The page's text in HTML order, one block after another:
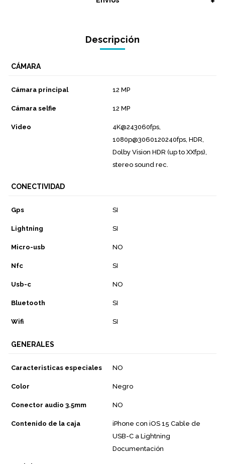
Descripción
CÁMARA
Cámara principal 12 MP
Cámara selfie 12 MP
Video
4K@243060fps,
1080p@3060120240fps, HDR,
Dolby Vision HDR (up to XXfps),
stereo sound rec.
CONECTIVIDAD
Gps SI
Lightning SI
Micro-usb NO
Nfc SI
Usb-c NO
Bluetooth SI
Wifi SI
GENERALES
Caracteristicas especiales NO
Color Negro
Conector audio 3.5mm NO
Contenido de la caja
iPhone con iOS 15 Cable de
USB-C a Lightning
Documentación